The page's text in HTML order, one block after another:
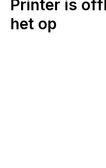
Printer is
het op